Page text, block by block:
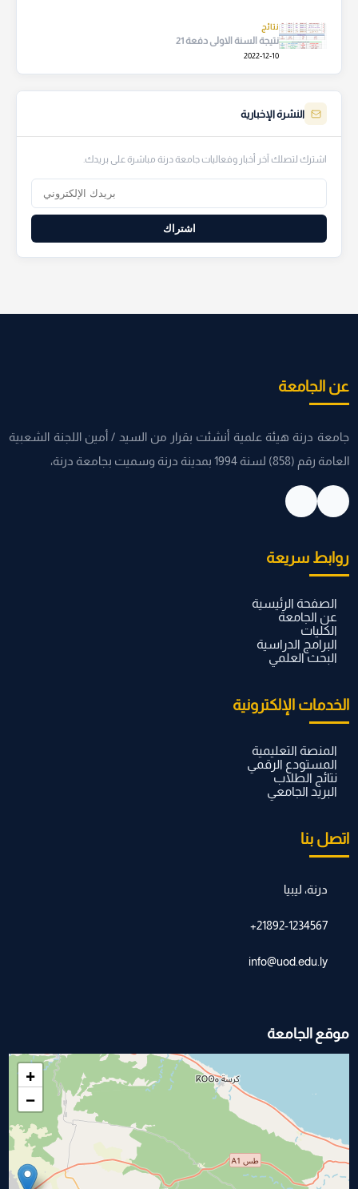
نتائج
نتيجة السنة الاولى دفعة 21
2022-12-10
النشرة الإخبارية
اشترك لتصلك آخر أخبار وفعاليات جامعة درنة مباشرة على بريدك.
اشتراك
عن الجامعة
جامعة درنة هيئة علمية أنشئت بقرار من السيد / أمين اللجنة الشعبية
العامة رقم (858) لسنة 1994 بمدينة درنة وسميت بجامعة درنة،
روابط سريعة
الصفحة الرئيسية
عن الجامعة
الكليات
البرامج الدراسية
البحث العلمي
الخدمات الإلكترونية
المنصة التعليمية
المستودع الرقمي
نتائج الطلاب
البريد الجامعي
اتصل بنا
درنة، ليبيا
21892-1234567+
info@uod.edu.ly
موقع الجامعة
+
−